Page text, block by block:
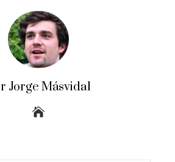
Jorge Másvidal